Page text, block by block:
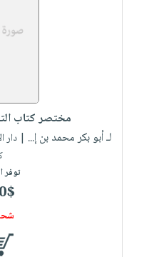
مختصر كتاب
لـ أبو بكر محمد بن إ... | دار
توفر